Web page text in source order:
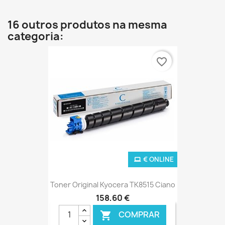
16 outros produtos na mesma
categoria:
Toner Original Kyocera TK8515 Ciano
158,60 €
 COMPRAR
€ ONLINE
favorite_border